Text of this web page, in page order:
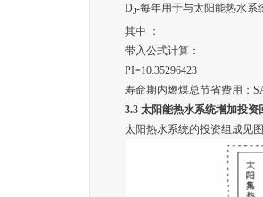
DJ-每年用于与太阳能热水系
其中 ：
带入公式计算：
PI=10.35296423
寿命期内燃煤总节省费用：
3.3太阳能热水系统增加投资
太阳热水系统的投资组成见